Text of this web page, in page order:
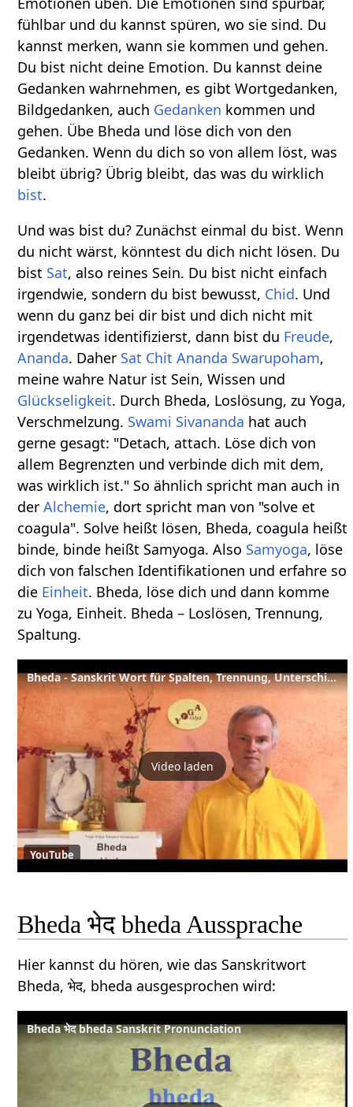
fühlbar und du kannst spüren, wo sie sind. Du
kannst merken, wann sie kommen und gehen.
Du bist nicht deine Emotion. Du kannst deine
Gedanken wahrnehmen, es gibt Wortgedanken,
Bildgedanken, auch Gedanken kommen und
gehen. Übe Bheda und löse dich von den
Gedanken. Wenn du dich so von allem löst, was
bleibt übrig? Übrig bleibt, das was du wirklich
bist.
Und was bist du? Zunächst einmal du bist. Wenn
du nicht wärst, könntest du dich nicht lösen. Du
bist Sat, also reines Sein. Du bist nicht einfach
irgendwie, sondern du bist bewusst, Chid. Und
wenn du ganz bei dir bist und dich nicht mit
irgendetwas identifizierst, dann bist du Freude,
Ananda. Daher Sat Chit Ananda Swarupoham,
meine wahre Natur ist Sein, Wissen und
Glückseligkeit. Durch Bheda, Loslösung, zu Yoga,
Verschmelzung. Swami Sivananda hat auch
gerne gesagt: "Detach, attach. Löse dich von
allem Begrenzten und verbinde dich mit dem,
was wirklich ist." So ähnlich spricht man auch in
derAlchemie, dort spricht man von "solve et
coagula". Solve heißt lösen, Bheda, coagula heißt
binde, binde heißt Samyoga. Also Samyoga, löse
dich von falschen Identifikationen und erfahre so
die Einheit. Bheda, löse dich und dann komme
zu Yoga, Einheit. Bheda – Loslösen, Trennung,
Spaltung.
Bheda - Sanskrit Wort für Spalten, Trennung, Unterschied
Video laden
YouTube
Bheda भेद bheda Aussprache
Hier kannst du hören, wie das Sanskritwort
Bheda, भेद, bheda ausgesprochen wird:
Bheda भेद bheda Sanskrit Pronunciation